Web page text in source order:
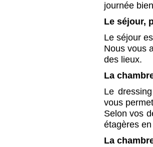
journée
Le séjour,
Le séjour
Nous vous
des lieux.
La
Le
vous
Selon vos
étagères
La